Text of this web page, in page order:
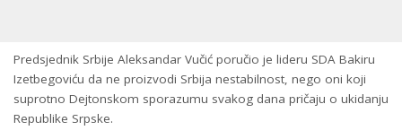
Predsjednik Srbije Aleksandar Vučić poručio je lideru SDA Bakiru
Izetbegoviću da ne proizvodi Srbija nestabilnost, nego oni koji
suprotno Dejtonskom sporazumu svakog dana pričaju o ukidanju
Republike Srpske.